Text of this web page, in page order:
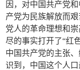
因，对中国共产党
产党为民族解放而
党人的革命理想和
尽的事实打开了“红
中国共产党的主张
识到，中国这个人